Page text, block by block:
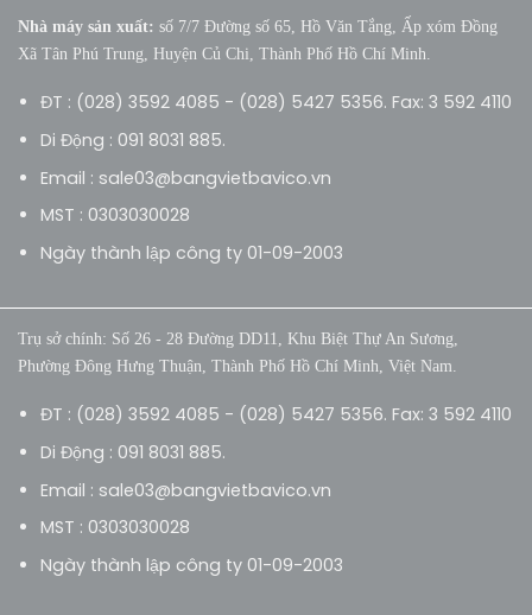
Nhà máy sản xuất: số 7/7 Đường số 65, Hồ Văn Tắng, Ấp xóm Đồng
Xã Tân Phú Trung, Huyện Củ Chi, Thành Phố Hồ Chí Minh.
ĐT : (028) 3592 4085 - (028) 5427 5356. Fax: 3 592 4110
Di Động : 091 8031 885.
Email : sale03@bangvietbavico.vn
MST : 0303030028
Ngày thành lập công ty 01-09-2003
Trụ sở chính: Số 26 - 28 Đường DD11, Khu Biệt Thự An Sương,
Phường Đông Hưng Thuận, Thành Phố Hồ Chí Minh, Việt Nam.
ĐT : (028) 3592 4085 - (028) 5427 5356. Fax: 3 592 4110
Di Động : 091 8031 885.
Email : sale03@bangvietbavico.vn
MST : 0303030028
Ngày thành lập công ty 01-09-2003